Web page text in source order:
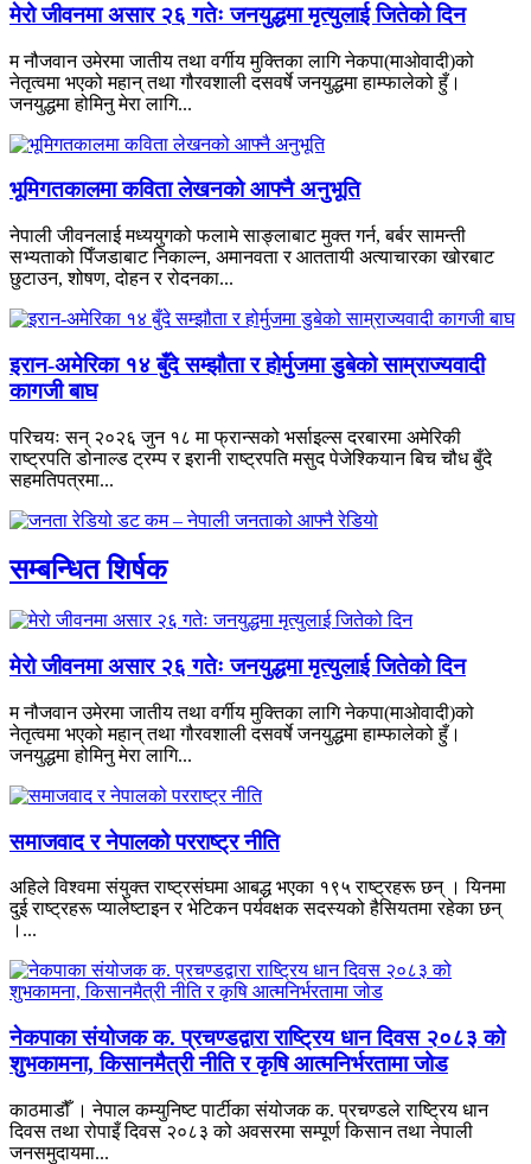
मेरो जीवनमा असार २६ गतेः जनयुद्धमा मृत्युलाई जितेको दिन
म नौजवान उमेरमा जातीय तथा वर्गीय मुक्तिका लागि नेकपा(माओवादी)को
नेतृत्वमा भएको महान् तथा गौरवशाली दसवर्षे जनयुद्धमा हाम्फालेको हुँ।
जनयुद्धमा होमिनु मेरा लागि...
भूमिगतकालमा कविता लेखनको आफ्नै अनुभूति
नेपाली जीवनलाई मध्ययुगको फलामे साङ्लाबाट मुक्त गर्न, बर्बर सामन्ती
सभ्यताको पिँजडाबाट निकाल्न, अमानवता र आततायी अत्याचारका खोरबाट
छुटाउन, शोषण, दोहन र रोदनका...
इरान-अमेरिका १४ बुँदे सम्झौता र होर्मुजमा डुबेको साम्राज्यवादी
कागजी बाघ
परिचयः सन् २०२६ जुन १८ मा फ्रान्सको भर्साइल्स दरबारमा अमेरिकी
राष्ट्रपति डोनाल्ड ट्रम्प र इरानी राष्ट्रपति मसुद पेजेश्कियान बिच चौध बुँदे
सहमतिपत्रमा...
सम्बन्धित शिर्षक
मेरो जीवनमा असार २६ गतेः जनयुद्धमा मृत्युलाई जितेको दिन
म नौजवान उमेरमा जातीय तथा वर्गीय मुक्तिका लागि नेकपा(माओवादी)को
नेतृत्वमा भएको महान् तथा गौरवशाली दसवर्षे जनयुद्धमा हाम्फालेको हुँ।
जनयुद्धमा होमिनु मेरा लागि...
समाजवाद र नेपालको परराष्ट्र नीति
अहिले विश्वमा संयुक्त राष्ट्रसंघमा आबद्ध भएका १९५ राष्ट्रहरू छन् । यिनमा
दुई राष्ट्रहरू प्यालेष्टाइन र भेटिकन पर्यवक्षक सदस्यको हैसियतमा रहेका छन्
।...
नेकपाका संयोजक क. प्रचण्डद्वारा राष्ट्रिय धान दिवस २०८३ को
शुभकामना, किसानमैत्री नीति र कृषि आत्मनिर्भरतामा जोड
काठमाडौँ । नेपाल कम्युनिष्ट पार्टीका संयोजक क. प्रचण्डले राष्ट्रिय धान
दिवस तथा रोपाइँ दिवस २०८३ को अवसरमा सम्पूर्ण किसान तथा नेपाली
जनसमुदायमा...